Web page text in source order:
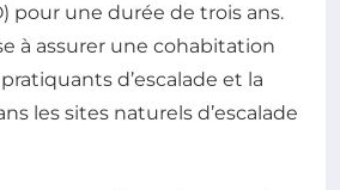
pour une durée de trois ans.
à assurer une cohabitation
d’escalade et la
les sites naturels d’escalade